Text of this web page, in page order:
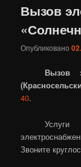
Вызов
Опубликовано
Вызов
40.
Услуги
Звоните